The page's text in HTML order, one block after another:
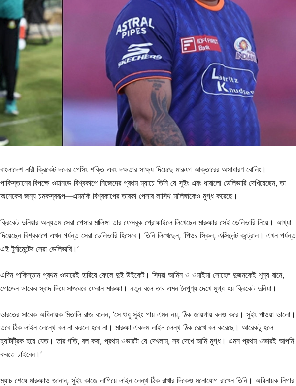
বাংলাদেশ নারী ক্রিকেট দলের পেসিং শক্তি এবং দক্ষতার সাক্ষ্য দিয়েছে মারুফা আক্তারের অসাধারণ বোলিং।
পাকিস্তানের বিপক্ষে ওয়ানডে বিশ্বকাপে নিজেদের প্রথম ম্যাচে তিনি যে সুইং এবং ধারালো ডেলিভারি দেখিয়েছেন, তা
অনেকের জন্য চমকস্বরূপ—এমনকি বিশ্বকাপের তারকা পেসার লাসিথ মালিঙ্গাকেও মুগ্ধ করেছে।
ক্রিকেট দুনিয়ার অন্যতম সেরা পেসার মালিঙ্গা তার ফেসবুক প্রোফাইলে লিখেছেন মারুফার সেই ডেলিভারি নিয়ে। আখ্যা
দিয়েছেন বিশ্বকাপে এখন পর্যন্ত সেরা ডেলিভারি হিসেবে। তিনি লিখেছেন, ‘পিওর স্কিল, এক্সিলেন্ট কন্ট্রোল। এখন পর্যন্ত
এই টুর্নামেন্টের সেরা ডেলিভারি।’
এদিন পাকিস্তান প্রথম ওভারেই হারিয়ে ফেলে দুই উইকেট। সিদরা আমিন ও ওমাইমা সোহেল দুজনকেই শূন্য রানে,
গোল্ডেন ডাকের স্বাদ দিয়ে সাজঘরে ফেরান মারুফা। নতুন বলে তার এমন নৈপুণ্য দেখে মুগ্ধ হয় ক্রিকেট দুনিয়া।
ভারতের সাবেক অধিনায়ক মিতালি রাজ বলেন, ‘সে শুধু সুইং পায় এমন নয়, ঠিক জায়গায় বলও করে। সুইং পাওয়া ভালো।
তবে ঠিক লাইন লেন্থে বল না করলে হবে না। মারুফা একদম লাইন লেন্থ ঠিক রেখে বল করেছে। আরেকটু হলে
হ্যাটট্রিক হয়ে যেত। তার গতি, বল করা, প্রথম ওভারটা যে দেখলাম, সব দেখে আমি মুগ্ধ। এমন প্রথম ওভারই আপনি
করতে চাইবেন।’
ম্যাচ শেষে মারুফাও জানান, সুইং কাজে লাগিয়ে লাইন লেন্থ ঠিক রাখার দিকেও মনোযোগ রাখেন তিনি। অধিনায়ক নিগার